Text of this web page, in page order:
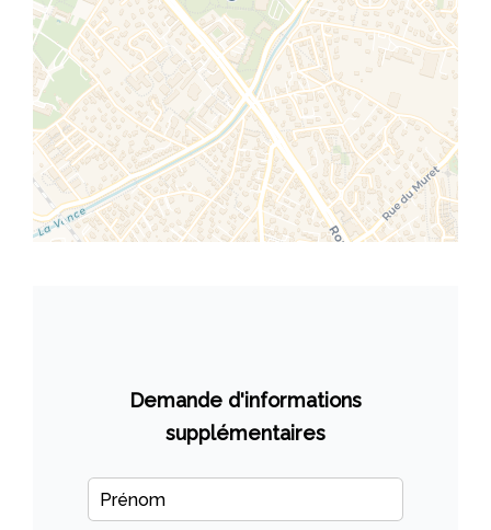
Demande d'informations
supplémentaires